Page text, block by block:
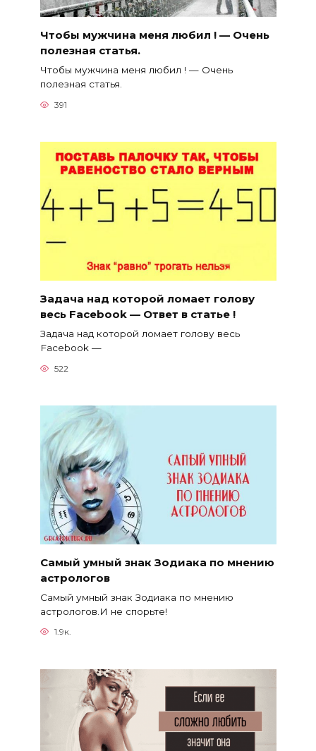
Чтобы мужчина меня любил ! — Очень
полезная статья.
Чтобы мужчина меня любил ! — Очень
полезная статья.
391
Задача над которой ломает голову
весь Facebook — Ответ в статье !
Задача над которой ломает голову весь
Facebook —
522
Самый умный знак Зодиака по мнению
астрологов
Самый умный знак Зодиака по мнению
астрологов.И не спорьте!
1.9к.